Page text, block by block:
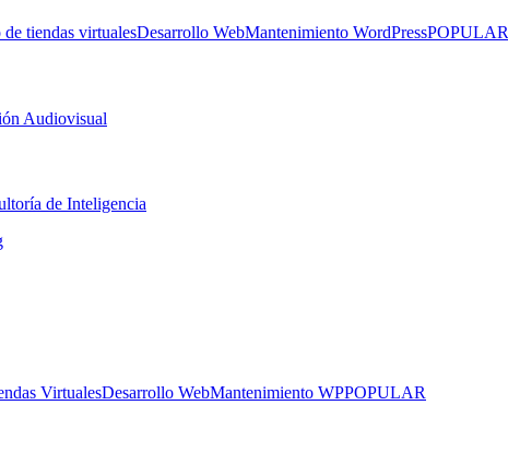
de tiendas virtualesDesarrollo WebMantenimiento WordPressPOPULAR
Audiovisual
de Inteligencia
VirtualesDesarrollo WebMantenimiento WPPOPULAR